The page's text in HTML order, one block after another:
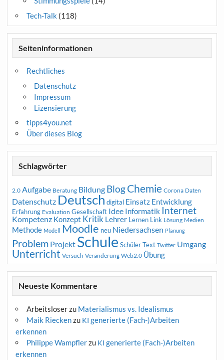
Tech-Talk (118)
Seiteninformationen
Rechtliches
Datenschutz
Impressum
Lizensierung
tipps4you.net
Über dieses Blog
Schlagwörter
2.0 Aufgabe Beratung Bildung BlogChemie Corona Daten
Datenschutz Deutsch digital Einsatz Entwicklung
Erfahrung Evaluation Gesellschaft Idee Informatik Internet
Kompetenz Konzept Kritik Lehrer Lernen Link Lösung Medien
Methode Modell Moodle neu Niedersachsen Planung
Problem Projekt Schule Schüler Text Twitter Umgang
Unterricht Versuch Veränderung Web2.0 Übung
Neueste Kommentare
Arbeitsloserzu Materialismus vs. Idealismus
Maik Rieckenzu KI generierte (Fach-)Arbeiten
erkennen
Philippe Wampflerzu KI generierte (Fach-)Arbeiten
erkennen